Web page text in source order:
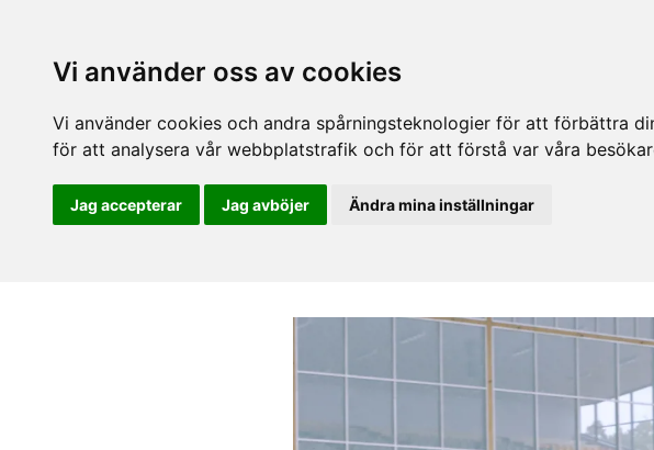
Vi använder oss av cookies
Vi använder cookies och andra spårningsteknologier för att förbättra
för att analysera vår webbplatstrafik och för att förstå var våra
Jag accepterar Jag avböjer Ändra mina inställningar